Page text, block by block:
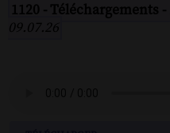
1120 - Téléchargements -
09.07.26